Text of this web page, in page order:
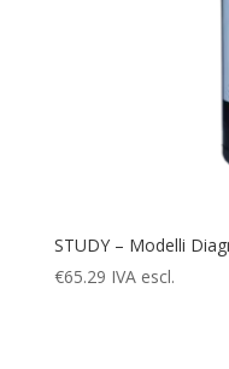
STUDY – Modelli
€65.29 IVA escl.